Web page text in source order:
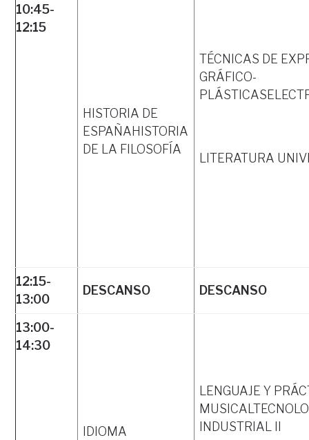
10:45-
12:15
HISTORIA DE
ESPAÑAHISTORIA
DE LA FILOSOFÍA
TÉCNICAS DE
GRÁFICO-
LITERATURA
12:15-
13:00
DESCANSO DESCANSO
13:00-
14:30
IDIOMA
LENGUAJE Y
INDUSTRIAL II